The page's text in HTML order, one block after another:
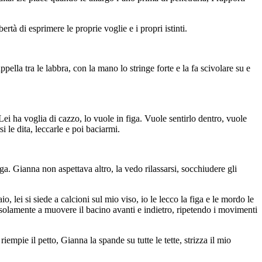
di esprimere le proprie voglie e i propri istinti.
tra le labbra, con la mano lo stringe forte e la fa scivolare su e
ha voglia di cazzo, lo vuole in figa. Vuole sentirlo dentro, vuole
le dita, leccarle e poi baciarmi.
Gianna non aspettava altro, la vedo rilassarsi, socchiudere gli
lei si siede a calcioni sul mio viso, io le lecco la figa e le mordo le
a muovere il bacino avanti e indietro, ripetendo i movimenti
il petto, Gianna la spande su tutte le tette, strizza il mio